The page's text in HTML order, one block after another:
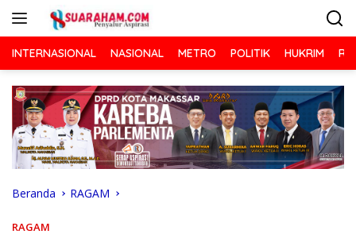
INTERNASIONAL NASIONAL METRO POLITIK HUKRIM
Beranda RAGAM
RAGAM